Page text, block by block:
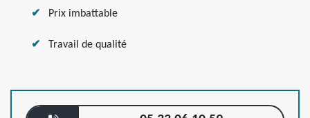
Prix imbattable
Travail de qualité